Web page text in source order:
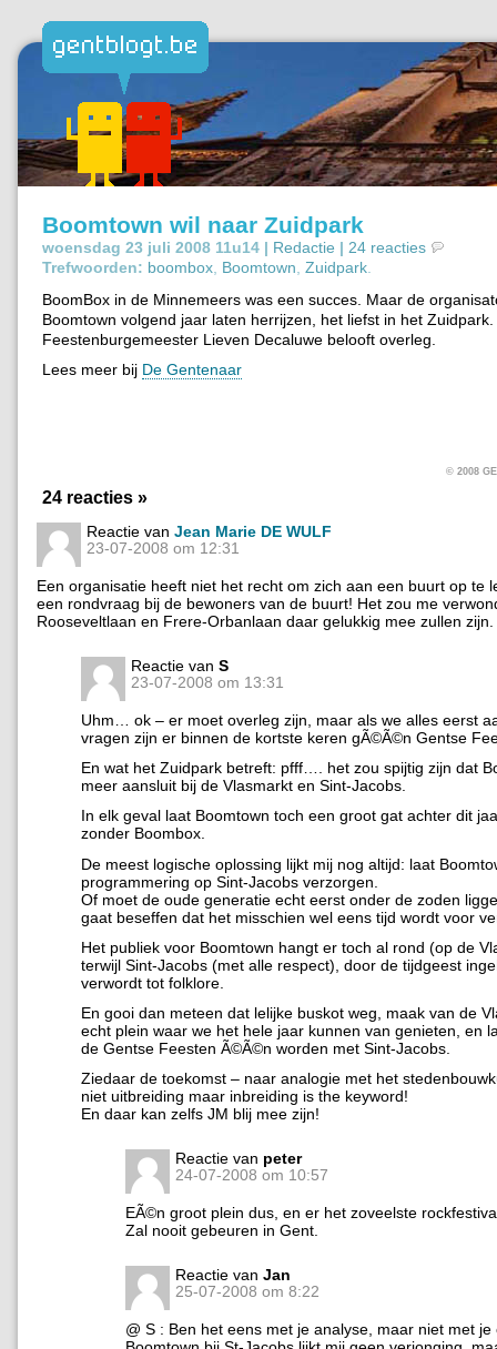
Boomtown wil naar Zuidpark
woensdag 23 juli 2008 11u14 | Redactie | 24 reacties
Trefwoorden: boombox Boomtown Zuidpark
BoomBox in de Minnemeers was een succes. Maar de
Boomtown volgend jaar laten herrijzen, het liefst in het Zuidpark.
Feestenburgemeester Lieven Decaluwe belooft overleg.
Lees meer bij De Gentenaar
© 2008
24 reacties »
Reactie van Jean Marie DE WULF
23-07-2008 om 12:31
Een organisatie heeft niet het recht om zich aan een buurt op te
een rondvraag bij de bewoners van de buurt! Het zou me
Rooseveltlaan en Frere-Orbanlaan daar gelukkig mee zullen zijn.
Reactie van S
23-07-2008 om 13:31
Uhm… ok – er moet overleg zijn, maar als we alles eerst
vragen zijn er binnen de kortste keren gÃ©Ã©n Gentse
En wat het Zuidpark betreft: pfff…. het zou spijtig zijn dat
meer aansluit bij de Vlasmarkt en Sint-Jacobs.
In elk geval laat Boomtown toch een groot gat achter dit
zonder Boombox.
De meest logische oplossing lijkt mij nog altijd: laat
programmering op Sint-Jacobs verzorgen.
Of moet de oude generatie echt eerst onder de zoden
gaat beseffen dat het misschien wel eens tijd wordt voor
Het publiek voor Boomtown hangt er toch al rond (op de
terwijl Sint-Jacobs (met alle respect), door de tijdgeest
verwordt tot folklore.
En gooi dan meteen dat lelijke buskot weg, maak van de
echt plein waar we het hele jaar kunnen van genieten, en
de Gentse Feesten Ã©Ã©n worden met Sint-Jacobs.
Ziedaar de toekomst – naar analogie met het
niet uitbreiding maar inbreiding is the keyword!
En daar kan zelfs JM blij mee zijn!
Reactie van peter
24-07-2008 om 10:57
EÃ©n groot plein dus, en er het zoveelste
Zal nooit gebeuren in Gent.
Reactie van Jan
25-07-2008 om 8:22
@ S : Ben het eens met je analyse, maar niet met je